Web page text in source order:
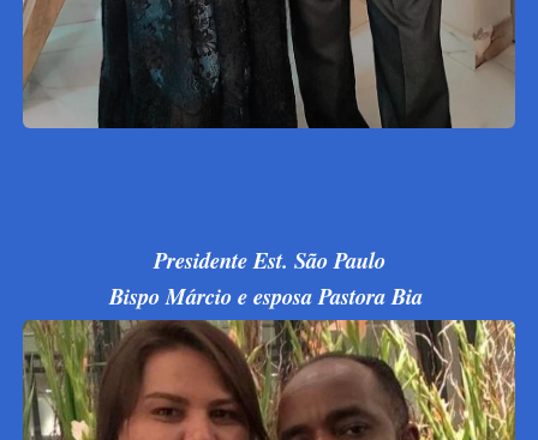
Presidente Est. São Paulo
Bispo Márcio e esposa Pastora Bia